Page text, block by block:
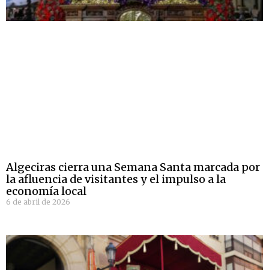
Algeciras cierra una Semana Santa marcada por
la afluencia de visitantes y el impulso a la
economía local
6 de abril de 2026